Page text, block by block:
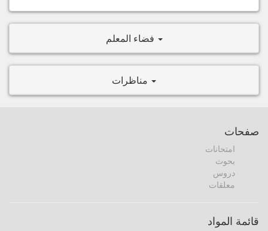
فضاء المعلم
مناظرات
صفحات
امتحانات
بحوث
دروس
معلقات
قائمة المواد